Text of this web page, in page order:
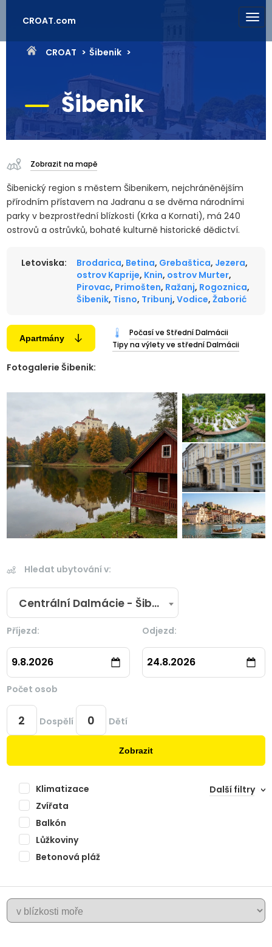
CROAT.com
CROAT Šibenik
Šibenik
Zobrazit na mapě
Šibenický region s městem Šibenikem, nejchráněnějším
přírodním přístavem na Jadranu a se dvěma národními
parky v bezprostřední blízkosti (Krka a Kornati), má 240
ostrovů a ostrůvků, bohaté kulturně historické dědictví.
Letoviska: Brodarica, Betina, Grebaštica, Jezera,
ostrov Kaprije, Knin, ostrov Murter,
Pirovac, Primošten, Ražanj, Rogoznica,
Šibenik, Tisno, Tribunj, Vodice, Žaborić
Apartmány
Počasí ve Střední Dalmácii
Tipy na výlety ve střední Dalmácii
Fotogalerie Šibenik:
Hledat ubytování v:
Centrální Dalmácie - Šibenik
Příjezd:
9.8.2026
Odjezd:
24.8.2026
Počet osob
Dospělí Dětí
Zobrazit
Klimatizace
Zvířata
Balkón
Lůžkoviny
Betonová pláž
Další filtry